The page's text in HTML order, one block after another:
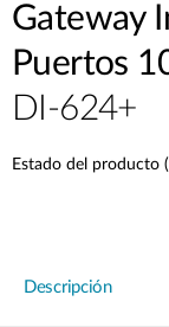
Gateway
Puertos
DI-624+
Estado del producto
Descripción